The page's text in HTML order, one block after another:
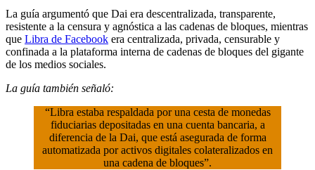
La guía argumentó que Dai era descentralizada, transparente,
resistente a la censura y agnóstica a las cadenas de bloques, mientras
que Libra de Facebook era centralizada, privada, censurable y
confinada a la plataforma interna de cadenas de bloques del gigante
de los medios sociales.
La guía también señaló:
“Libra estaba respaldada por una cesta de monedas
fiduciarias depositadas en una cuenta bancaria, a
diferencia de la Dai, que está asegurada de forma
automatizada por activos digitales colateralizados en
una cadena de bloques”.